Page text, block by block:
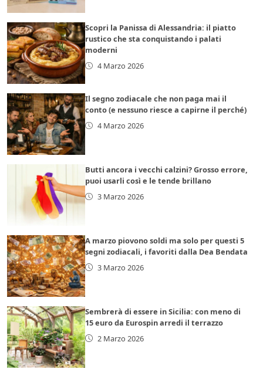
Scopri la Panissa di Alessandria: il piatto
rustico che sta conquistando i palati
moderni
4 Marzo 2026
Il segno zodiacale che non paga mai il
conto (e nessuno riesce a capirne il perché)
4 Marzo 2026
Butti ancora i vecchi calzini? Grosso errore,
puoi usarli così e le tende brillano
3 Marzo 2026
A marzo piovono soldi ma solo per questi 5
segni zodiacali, i favoriti dalla Dea Bendata
3 Marzo 2026
Sembrerà di essere in Sicilia: con meno di
15 euro da Eurospin arredi il terrazzo
2 Marzo 2026